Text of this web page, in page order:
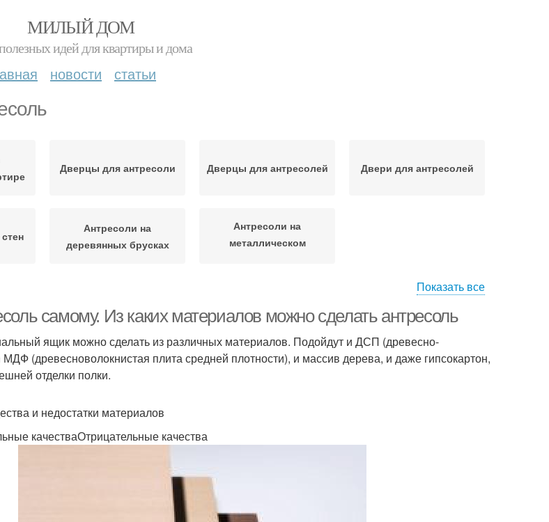
МИЛЫЙ ДОМ
идей для квартиры и дома
новости статьи
Дверцы для антресоли Дверцы для антресолей Двери для антресолей
Антресоли на
деревянных брусках
Антресоли на
металлическом
Показать все
самому. Из каких материалов можно сделать антресоль
ящик можно сделать из различных материалов. Подойдут и ДСП (древесно-
МДФ (древесноволокнистая плита средней плотности), и массив дерева, и даже гипсокартон,
отделки полки.
и недостатки материалов
качестваОтрицательные качества